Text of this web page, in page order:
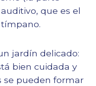
que es el
jardín delicado:
bien cuidada y
se pueden formar